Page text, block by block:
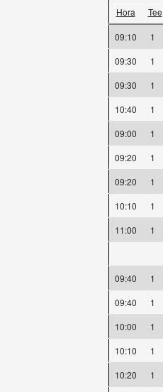
Hora Tee
09:10 1
09:30
1
09:30
1
10:40
1
09:00
1
09:20
1
09:20
1
10:10
1
11:00
1
09:40
1
09:40
1
10:00
1
10:10
1
10:20
1